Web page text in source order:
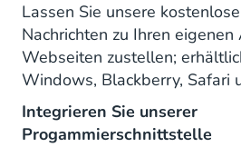
Lassen Sie unsere
Nachrichten zu Ihren
Webseiten zustellen;
Windows, Blackberry, Safari
Integrieren Sie unserer
Progammierschnittstelle